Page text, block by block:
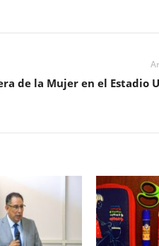
de la Mujer en el Estadio